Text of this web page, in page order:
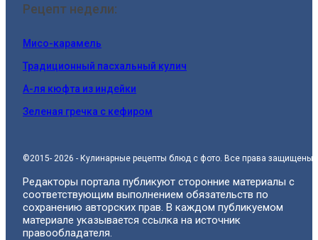
Рецепт недели:
Мисо-карамель
Традиционный пасхальный кулич
А-ля кюфта из индейки
Зеленая гречка с кефиром
©2015- 2026 - Кулинарные рецепты блюд с фото. Все права защищены.
Редакторы портала публикуют сторонние материалы с
соответствующим выполнением обязательств по
сохранению авторских прав. В каждом публикуемом
материале указывается ссылка на источник
правообладателя.